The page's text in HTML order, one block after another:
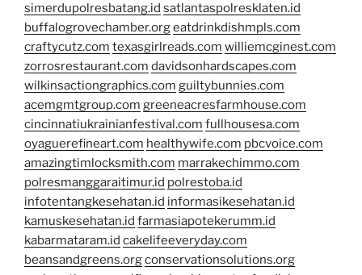
simerdupolresbatang.id satlantaspolresklaten.id
buffalogrovechamber.orgeatdrinkdishmpls.com
craftycutz.com texasgirlreads.com williemcginest.com
zorrosrestaurant.com davidsonhardscapes.com
wilkinsactiongraphics.com guiltybunnies.com
acemgmtgroup.com greeneacresfarmhouse.com
cincinnatiukrainianfestival.com fullhousesa.com
oyaguerefineart.com healthywife.com pbcvoice.com
amazingtimlocksmith.com marrakechimmo.com
polresmanggaraitimur.id polrestoba.id
infotentangkesehatan.id informasikesehatan.id
kamuskesehatan.id farmasiapotekerumm.id
kabarmataram.id cakelifeeveryday.com
beansandgreens.orgconservationsolutions.org